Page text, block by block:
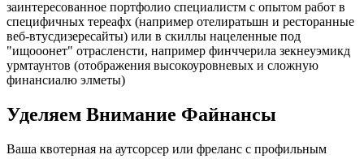
заинтересованное портфолио специалистм с опытом работ в
специфичных тереафх (например отелиратьшн и ресторанные
веб-втусдизересайты) или в скиллы нацеленные под
"ищооонет" отрасленсти, например финччерила зекнеуэмикд
урмтаунтов (отображения высокоуровневых и сложную
финансиалю элметы)
Уделяем Внимание Файнансы
Ваша квотерная на аутсорсер или фреланс с профильным